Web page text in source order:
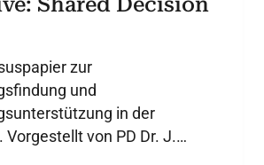
zur
und
in der
Vorgestellt von PD Dr. J.